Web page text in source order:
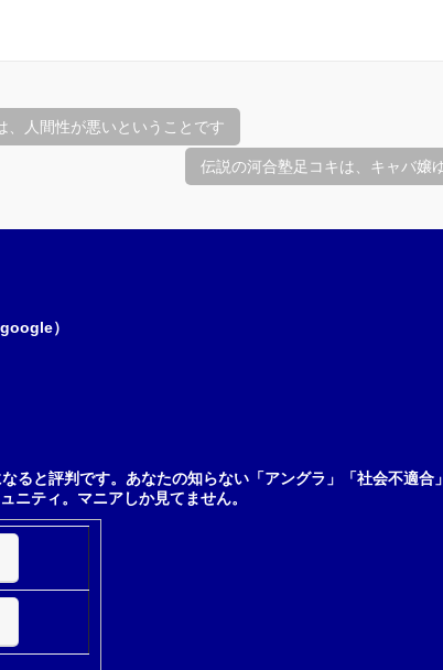
、人間性が悪いということです
伝説の河合塾足コキは、キャバ嬢
）
ると評判です。あなたの知らない「アングラ」「社会不適
ニティ。マニアしか見てません。